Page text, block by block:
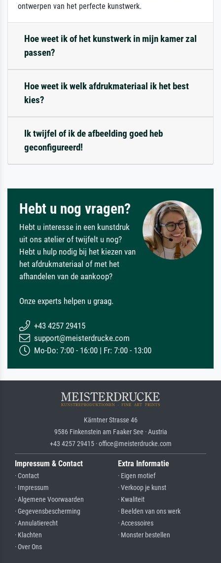
ontwerpen van het perfecte kunstwerk.
Hoe weet ik of het kunstwerk in mijn kamer zal
passen?
Hoe weet ik welk afdrukmateriaal ik het best
kies?
Ik twijfel of ik de afbeelding goed heb
geconfigureerd!
Hebt u nog vragen?
Hebt u interesse in een kunstdruk
uit ons atelier of twijfelt u nog?
Hebt u hulp nodig bij het kiezen van
het afdrukmateriaal of met het
afhandelen van de aankoop?
Onze experts helpen u graag.
+43 4257 29415
support@meisterdrucke.com
Mo-Do: 7:00 - 16:00 | Fr: 7:00 - 13:00
Kärntner Strasse 46
9586 Finkenstein am Faaker See · Austria
+43 4257 29415 · office@meisterdrucke.com
Impressum & Contact
· Contact
· Impressum
· Algemene Voorwaarden
· Gegevensbescherming
· Annulatierecht
· Klachten
· Over Ons
Extra Informatie
· Eigen motief
· Verkoop je kunst
· Kwaliteit
· Beelden van ons werk
· Accessoires
· Monster bestellen